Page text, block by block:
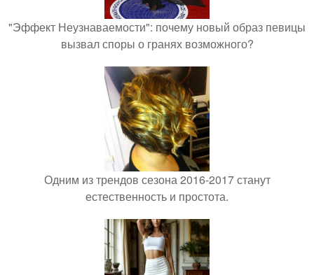
"Эффект Неузнаваемости": почему новый образ певицы
вызвал споры о гранях возможного?
Одним из трендов сезона 2016-2017 станут
естественность и простота.